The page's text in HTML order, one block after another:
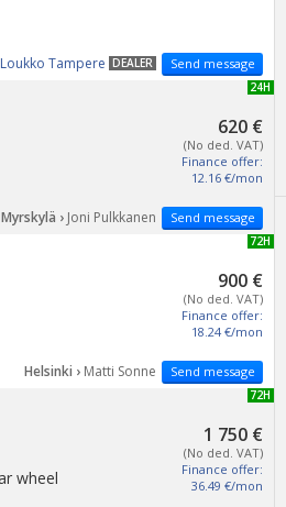
Send message
DEALER
Loukko Tampere
NEW 24H
620 €
(No ded. VAT)
Finance offer:
12.16 €/mon
Send message
Myrskylä › Joni Pulkkanen
NEW 72H
900 €
(No ded. VAT)
Finance offer:
18.24 €/mon
Send message
Helsinki › Matti Sonne
NEW 72H
1 750 €
(No ded. VAT)
Finance offer:
36.49 €/mon
wheel